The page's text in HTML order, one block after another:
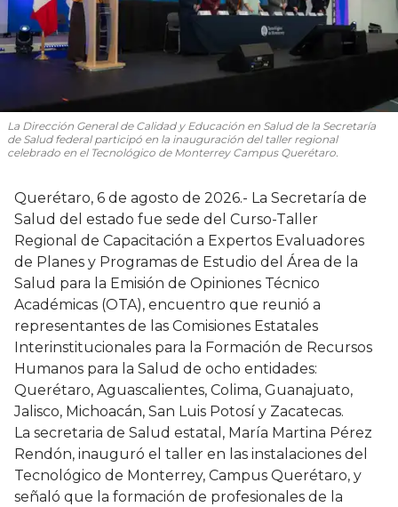
La Dirección General de Calidad y Educación en Salud de la Secretaría
de Salud federal participó en la inauguración del taller regional
celebrado en el Tecnológico de Monterrey Campus Querétaro.
Querétaro, 6 de agosto de 2026.- La Secretaría de
Salud del estado fue sede del Curso-Taller
Regional de Capacitación a Expertos Evaluadores
de Planes y Programas de Estudio del Área de la
Salud para la Emisión de Opiniones Técnico
Académicas (OTA), encuentro que reunió a
representantes de las Comisiones Estatales
Interinstitucionales para la Formación de Recursos
Humanos para la Salud de ocho entidades:
Querétaro, Aguascalientes, Colima, Guanajuato,
Jalisco, Michoacán, San Luis Potosí y Zacatecas.
La secretaria de Salud estatal, María Martina Pérez
Rendón, inauguró el taller en las instalaciones del
Tecnológico de Monterrey, Campus Querétaro, y
señaló que la formación de profesionales de la